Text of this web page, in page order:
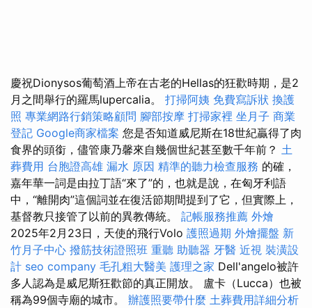
慶祝Dionysos葡萄酒上帝在古老的Hellas的狂歡時期，是2
月之間舉行的羅馬lupercalia。 打掃阿姨 免費寫訴狀 換護
照 專業網路行銷策略顧問 腳部按摩 打掃家裡 坐月子 商業
登記 Google商家檔案 您是否知道威尼斯在18世紀贏得了肉
食界的頭銜，儘管康乃馨來自幾個世紀甚至數千年前？ 土
葬費用 台胞證高雄 漏水 原因 精準的聽力檢查服務 的確，
嘉年華一詞是由拉丁語“來了”的，也就是說，在匈牙利語
中，“離開肉”這個詞並在復活節期間提到了它，但實際上，
基督教只接管了以前的異教傳統。 記帳服務推薦 外燴
2025年2月23日，天使的飛行Volo 護照過期 外燴擺盤 新
竹月子中心 撥筋技術證照班 重聽 助聽器 牙醫 近視 裝潢設
計 seo company 毛孔粗大醫美 護理之家 Dell'angelo被許
多人認為是威尼斯狂歡節的真正開放。 盧卡（Lucca）也被
稱為99個寺廟的城市。 辦護照要帶什麼 土葬費用詳細分析